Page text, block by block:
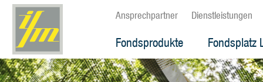
Ansprechpartner Dienstleistungen
Fondsprodukte Fondsplatz